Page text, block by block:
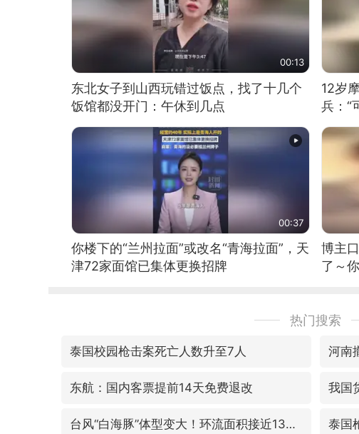
00:13
东北女子到山西玩错过饭点，找了十几个
饭馆都没开门：午休到几点
12岁
兵：“
00:37
你楼下的“兰州拉面”或改名“青海拉面”，天
津72家面馆已集体更换招牌
博主
了～
热门搜索
泰国校园枪击案死亡人数升至7人 河南
东航：国内客票提前14天免费退改 我国
台风“白海豚”体型变大！环流面积接近13个浙江那么大 泰国